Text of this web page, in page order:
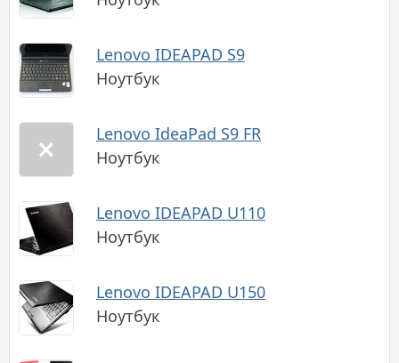
Lenovo IDEAPAD S9
Ноутбук
Lenovo IdeaPad S9 FR
Ноутбук
Lenovo IDEAPAD U110
Ноутбук
Lenovo IDEAPAD U150
Ноутбук